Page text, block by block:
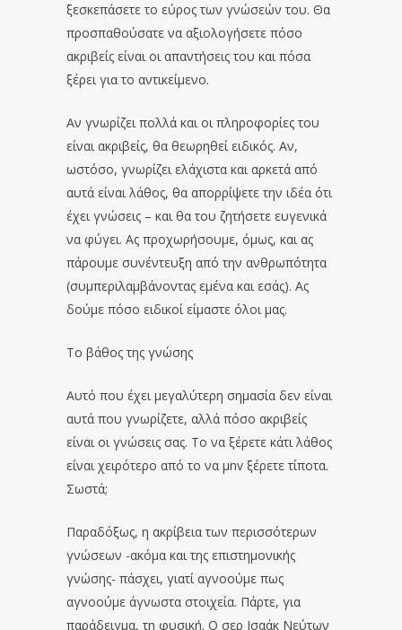
ξεσκεπάσετε το εύρος των γνώσεών του. Θα
προσπαθούσατε να αξιολογήσετε πόσο
ακριβείς είναι οι απαντήσεις του και πόσα
ξέρει για το αντικείμενο.
Αν γνωρίζει πολλά και οι πληροφορίες του
είναι ακριβείς, θα θεωρηθεί ειδικός. Αν,
ωστόσο, γνωρίζει ελάχιστα και αρκετά από
αυτά είναι λάθος, θα απορρίψετε την ιδέα ότι
έχει γνώσεις – και θα του ζητήσετε ευγενικά
να φύγει. Ας προχωρήσουμε, όμως, και ας
πάρουμε συνέντευξη από την ανθρωπότητα
(συμπεριλαμβάνοντας εμένα και εσάς). Ας
δούμε πόσο ειδικοί είμαστε όλοι μας.
Το βάθος της γνώσης
Αυτό που έχει μεγαλύτερη σημασία δεν είναι
αυτά που γνωρίζετε, αλλά πόσο ακριβείς
είναι οι γνώσεις σας. Το να ξέρετε κάτι λάθος
είναι χειρότερο από το να μnv ξέρετε τίποτα.
Σωστά;
Παραδόξως, η ακρίβεια των περισσότερων
γνώσεων -ακόμα και της επιστημονικής
γνώσης- πάσχει, γιατί αγνοούμε πως
αγνοούμε άγνωστα στοιχεία. Πάρτε, για
παράδειγμα, τη φυσική. Ο σερ Ισαάκ Νεύτων